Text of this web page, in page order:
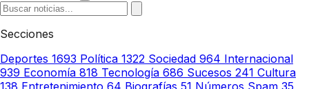
Secciones
Deportes 1693 Política 1322 Sociedad 964 Internacional
939 Economía 818 Tecnología 686 Sucesos 241 Cultura
138 Entretenimiento 64 Biografías 51 Números Spam 35